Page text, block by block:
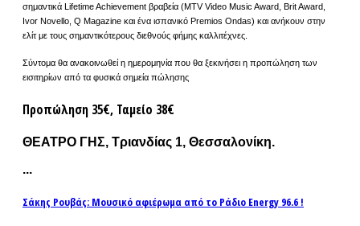
σημαντικά Lifetime Achievement βραβεία (MTV Video Music Award, Brit Award,
Ivor Novello, Q Magazine και ένα ισπανικό Premios Ondas) και ανήκουν στην
ελίτ με τους σημαντικότερους διεθνούς φήμης καλλιτέχνες.
Σύντομα θα ανακοινωθεί η ημερομηνία που θα ξεκινήσει η προπώληση των
εισιτηρίων από τα φυσικά σημεία πώλησης
Προπώληση 35€, Ταμείο 38€
ΘΕΑΤΡΟ ΓΗΣ, Τριανδίας 1, Θεσσαλονίκη.
...
Σάκης Ρουβάς: Μουσικό αφιέρωμα από το Ράδιο Energy 96.6 !